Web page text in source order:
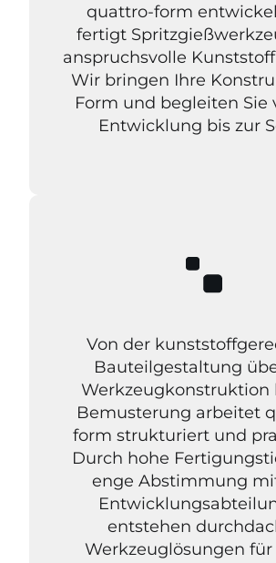
quattro-form
fertigt
anspruchsvolle
Wir bringen Ihre
Form und begleiten Sie
Entwicklung bis zur
Von der
Bauteilgestaltung
Werkzeugkonstruktion
Bemusterung arbeitet
form strukturiert und
Durch hohe
enge Abstimmung
entstehen
Werkzeuglösungen für